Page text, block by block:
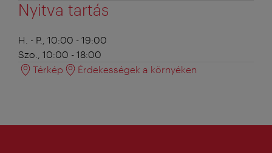
Nyitva tartás
H. - P., 10:00 - 19:00
Szo., 10:00 - 18:00
Térkép
Érdekességek a környéken